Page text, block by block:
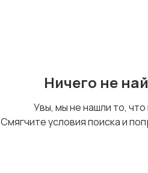
Ничего не
Увы, мы не нашли то, что
Смягчите условия поиска и